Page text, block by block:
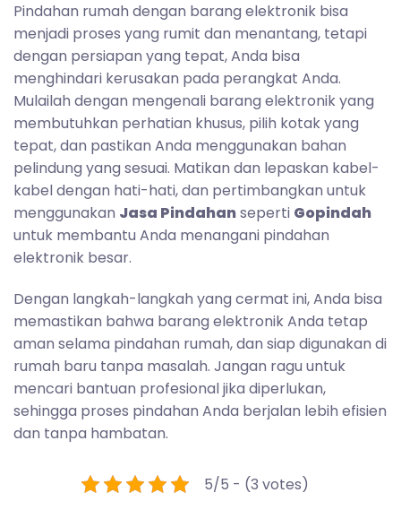
Pindahan rumah dengan barang elektronik bisa
menjadi proses yang rumit dan menantang, tetapi
dengan persiapan yang tepat, Anda bisa
menghindari kerusakan pada perangkat Anda.
Mulailah dengan mengenali barang elektronik yang
membutuhkan perhatian khusus, pilih kotak yang
tepat, dan pastikan Anda menggunakan bahan
pelindung yang sesuai. Matikan dan lepaskan kabel-
kabel dengan hati-hati, dan pertimbangkan untuk
menggunakan Jasa Pindahanseperti Gopindah
untuk membantu Anda menangani pindahan
elektronik besar.
Dengan langkah-langkah yang cermat ini, Anda bisa
memastikan bahwa barang elektronik Anda tetap
aman selama pindahan rumah, dan siap digunakan di
rumah baru tanpa masalah. Jangan ragu untuk
mencari bantuan profesional jika diperlukan,
sehingga proses pindahan Anda berjalan lebih efisien
dan tanpa hambatan.
5/5 - (3 votes)